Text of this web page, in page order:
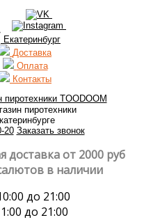
Екатеринбург
Доставка
Оплата
Контакты
пиротехники
20 Заказать звонок
доставка от 2000 руб
в наличии
до 21:00
до 21:00